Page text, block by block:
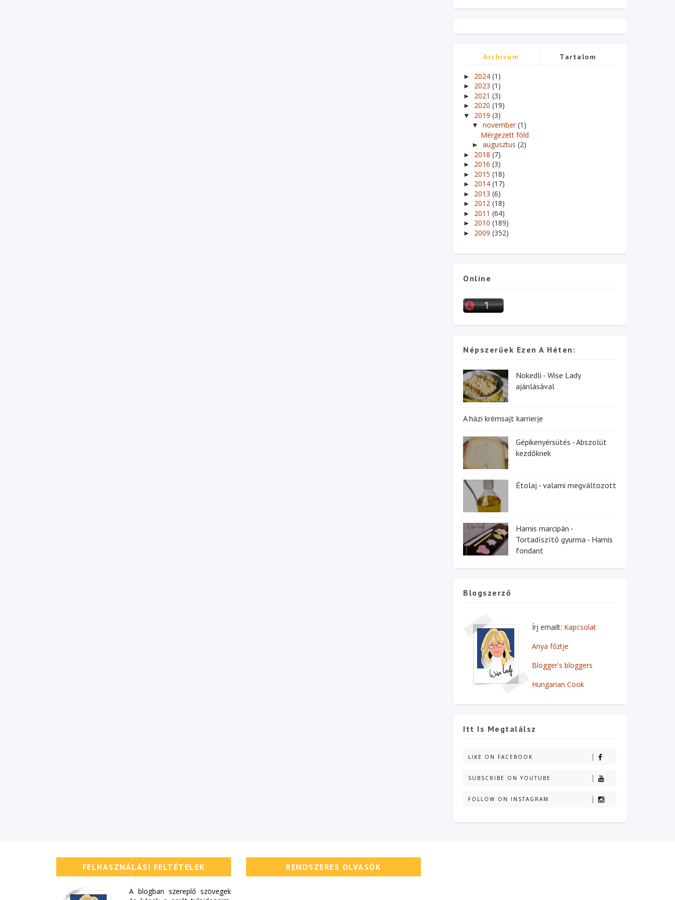
Archívum Tartalom
► 2024 (1)
► 2023 (1)
► 2021 (3)
► 2020 (19)
▼ 2019 (3)
▼ november(1)
Mérgezett föld
► augusztus (2)
► 2018 (7)
► 2016 (3)
► 2015 (18)
► 2014 (17)
► 2013 (6)
► 2012 (18)
► 2011 (64)
► 2010 (189)
► 2009 (352)
Online
Népszerűek Ezen A Héten:
Nokedli - Wise Lady
ajánlásával
A házi krémsajt karrierje
Gépikenyérsütés - Abszolút
kezdőknek
Étolaj - valami megváltozott
Hamis marcipán -
Tortadíszítő gyurma - Hamis
fondant
Blogszerző
Írj emailt: Kapcsolat
Anya főztje
Blogger's bloggers
Hungarian Cook
Itt Is Megtalálsz
LIKE ON FACEBOOK
SUBSCRIBE ON YOUTUBE
FOLLOW ON INSTAGRAM
FELHASZNÁLÁSI FELTÉTELEK
A blogban szereplő szövegek
RENDSZERES OLVASÓK